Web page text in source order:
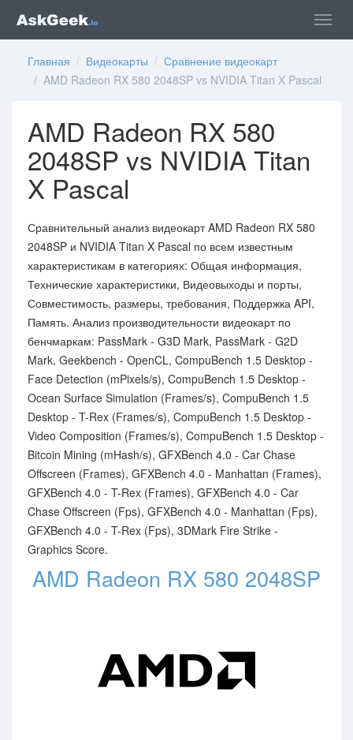
Главная / Видеокарты / Сравнение видеокарт
/ AMD Radeon RX 580 2048SP vs NVIDIA Titan X Pascal
AMD Radeon RX 580
2048SP vs NVIDIA Titan
X Pascal
Сравнительный анализ видеокарт AMD Radeon RX 580
2048SP и NVIDIA Titan X Pascal по всем известным
характеристикам в категориях: Общая информация,
Технические характеристики, Видеовыходы и порты,
Совместимость, размеры, требования, Поддержка API,
Память. Анализ производительности видеокарт по
бенчмаркам: PassMark - G3D Mark, PassMark - G2D
Mark, Geekbench - OpenCL, CompuBench 1.5 Desktop -
Face Detection (mPixels/s), CompuBench 1.5 Desktop -
Ocean Surface Simulation (Frames/s), CompuBench 1.5
Desktop - T-Rex (Frames/s), CompuBench 1.5 Desktop -
Video Composition (Frames/s), CompuBench 1.5 Desktop -
Bitcoin Mining (mHash/s), GFXBench 4.0 - Car Chase
Offscreen (Frames), GFXBench 4.0 - Manhattan (Frames),
GFXBench 4.0 - T-Rex (Frames), GFXBench 4.0 - Car
Chase Offscreen (Fps), GFXBench 4.0 - Manhattan (Fps),
GFXBench 4.0 - T-Rex (Fps), 3DMark Fire Strike -
Graphics Score.
AMD Radeon RX 580 2048SP